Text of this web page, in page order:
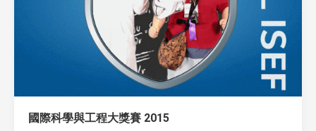
澱粉之可塑性
CryptoDefender
防撞鎖
香港青少年科技創新大賽
香港學生科學比賽
國際科學與工程大獎賽 2015